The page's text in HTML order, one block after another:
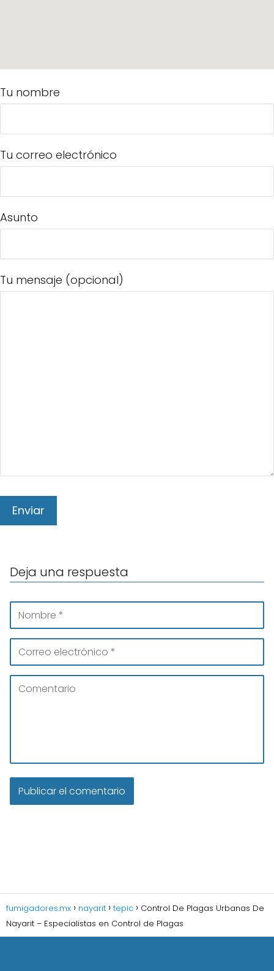
Tu nombre
Tu correo electrónico
Asunto
Tu mensaje (opcional)
Deja una respuesta
fumigadores.mx nayarit tepic
Control De Plagas Urbanas De
Nayarit – Especialistas en Control de Plagas